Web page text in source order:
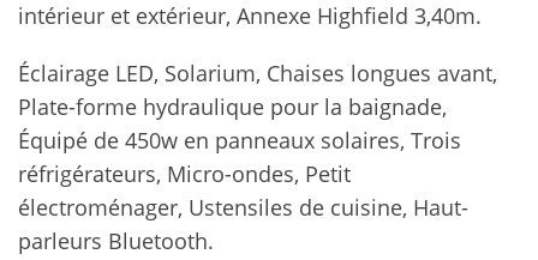
intérieur et extérieur, Annexe Highfield 3,40m.
Éclairage LED, Solarium, Chaises longues avant,
Plate-forme hydraulique pour la baignade,
Équipé de 450w en panneaux solaires, Trois
réfrigérateurs, Micro-ondes, Petit
électroménager, Ustensiles de cuisine, Haut-
parleurs Bluetooth.